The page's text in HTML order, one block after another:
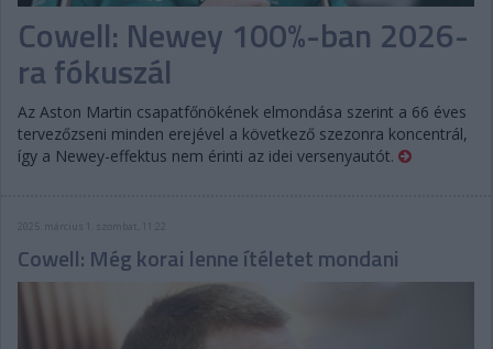
Cowell: Newey 100%-ban 2026-
ra fókuszál
Az Aston Martin csapatfőnökének elmondása szerint a 66 éves
tervezőzseni minden erejével a következő szezonra koncentrál,
így a Newey-effektus nem érinti az idei versenyautót.
2025. március 1. szombat, 11:22
Cowell: Még korai lenne ítéletet mondani